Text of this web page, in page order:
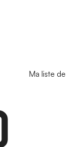
Ma liste de